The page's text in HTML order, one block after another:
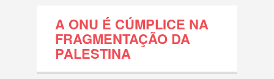
FATOS
Documentos internacionais e decisões
legais
A ONU É CÚMPLICE NA
FRAGMENTAÇÃO DA
PALESTINA